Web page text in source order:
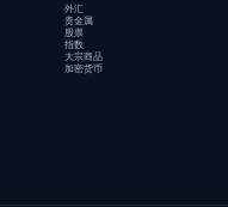
外汇
贵金属
股票
指数
大宗商品
加密货币